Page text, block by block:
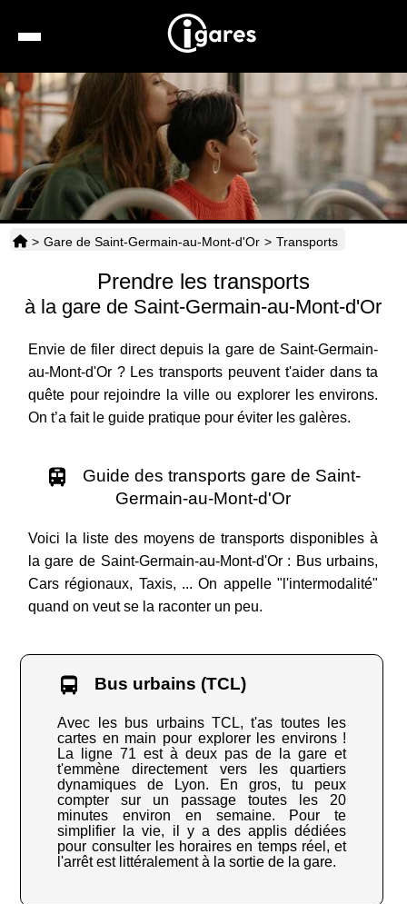
Recherche
Location de voiture
Hôtels
Taxis
Horaires
> Gare de Saint-Germain-au-Mont-d'Or > Transports
Prendre les transports
à la gare de Saint-Germain-au-Mont-d'Or
Envie de filer direct depuis la gare de Saint-Germain-
au-Mont-d'Or ? Les transports peuvent t'aider dans ta
quête pour rejoindre la ville ou explorer les environs.
On t’a fait le guide pratique pour éviter les galères.
Guide des transports gare de Saint-
Germain-au-Mont-d'Or
Voici la liste des moyens de transports disponibles à
la gare de Saint-Germain-au-Mont-d'Or : Bus urbains,
Cars régionaux, Taxis, ... On appelle "l'intermodalité"
quand on veut se la raconter un peu.
Bus urbains (TCL)
Avec les bus urbains TCL, t'as toutes les
cartes en main pour explorer les environs !
La ligne 71 est à deux pas de la gare et
t'emmène directement vers les quartiers
dynamiques de Lyon. En gros, tu peux
compter sur un passage toutes les 20
minutes environ en semaine. Pour te
simplifier la vie, il y a des applis dédiées
pour consulter les horaires en temps réel, et
l'arrêt est littéralement à la sortie de la gare.